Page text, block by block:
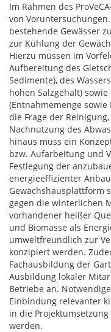
Im Rahmen des
von
bestehende Gewässer
zur Kühlung der
Hierzu müssen im
Aufbereitung des
Sedimente), des
hohen Salzgehalt)
(Entnahmemenge
die Frage der
Nachnutzung des
hinaus muss ein
bzw. Aufarbeitung und
Festlegung der
energieeffizienter
Gewächshausplattform
gegen die winterlichen
vorhandener heißer
und Biomasse als
umweltfreundlich zur
konzipiert werden.
Fachausbildung der
Ausbildung lokaler
Betriebe an.
Einbindung relevanter
in die
werden.